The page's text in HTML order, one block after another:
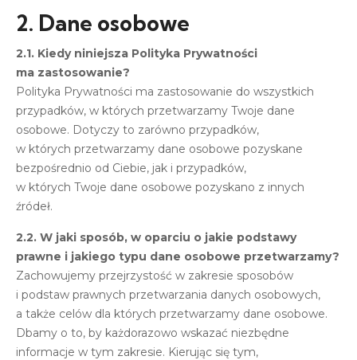
2. Dane osobowe
2.1. Kiedy niniejsza Polityka Prywatności
ma zastosowanie?
Polityka Prywatności ma zastosowanie do wszystkich
przypadków, w których przetwarzamy Twoje dane
osobowe. Dotyczy to zarówno przypadków,
w których przetwarzamy dane osobowe pozyskane
bezpośrednio od Ciebie, jak i przypadków,
w których Twoje dane osobowe pozyskano z innych
źródeł.
2.2. W jaki sposób, w oparciu o jakie podstawy
prawne i jakiego typu dane osobowe przetwarzamy?
Zachowujemy przejrzystość w zakresie sposobów
i podstaw prawnych przetwarzania danych osobowych,
a także celów dla których przetwarzamy dane osobowe.
Dbamy o to, by każdorazowo wskazać niezbędne
informacje w tym zakresie. Kierując się tym,